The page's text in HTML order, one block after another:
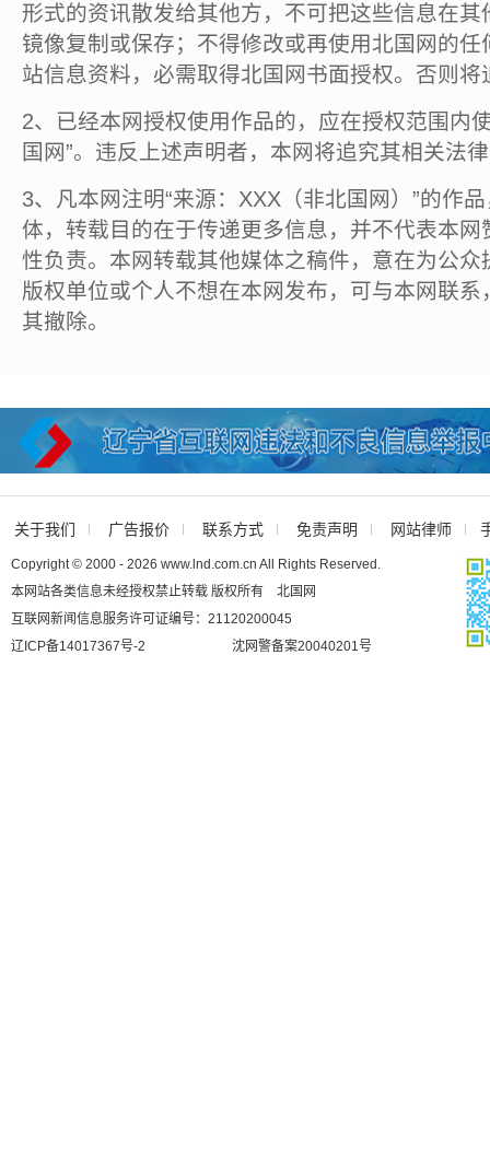
形式的资讯散发给其他方，不可把这些信息在
镜像复制或保存；不得修改或再使用北国网的
站信息资料，必需取得北国网书面授权。否则将
2、已经本网授权使用作品的，应在授权范围内
国网”。违反上述声明者，本网将追究其相关法
3、凡本网注明“来源：XXX（非北国网）”的作
体，转载目的在于传递更多信息，并不代表本
性负责。本网转载其他媒体之稿件，意在为公
版权单位或个人不想在本网发布，可与本网联
其撤除。
关于我们 广告报价 联系方式 免责声明 网站律师
Copyright © 2000 - 2026 www.lnd.com.cn All Rights Reserved.
本网站各类信息未经授权禁止转载 版权所有 北国网
互联网新闻信息服务许可证编号：21120200045
辽ICP备14017367号-2
沈网警备案20040201号